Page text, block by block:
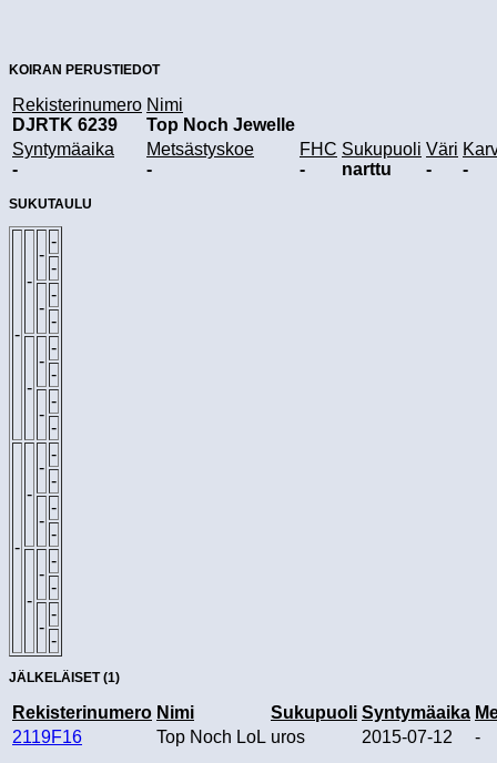
KOIRAN PERUSTIEDOT
Rekisterinumero
DJRTK 6239
Nimi
Top Noch Jewelle
Syntymäaika
-
Metsästyskoe
-
FHC
-
Sukupuoli
narttu
Väri
-
-
SUKUTAULU
-
-
-
-
-
-
-
-
-
-
-
-
-
-
-
-
-
-
-
-
-
-
-
-
-
-
-
-
-
-
JÄLKELÄISET (1)
Rekisterinumero Nimi Sukupuoli Syntymäaika
2119F16
Top Noch LoL uros 2015-07-12 -